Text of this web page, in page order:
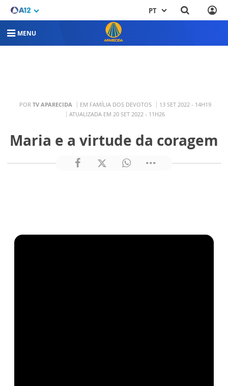
PT
MENU
POR TV APARECIDA EM FAMÍLIA DOS DEVOTOS
13 SET 2022 - 14H19
ATUALIZADA EM 20 SET 2022 - 11H26
Maria e a virtude da coragem